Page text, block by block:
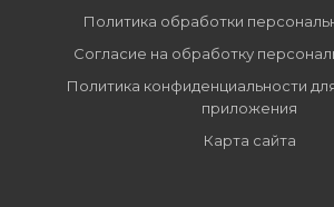
Политика обработки
Согласие на обработку
Политика конфиденциальности
приложения
Карта сайта